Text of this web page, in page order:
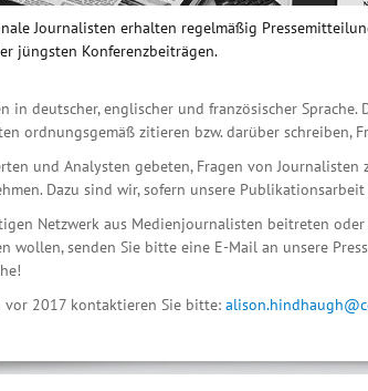
Journalisten erhalten regelmäßig
jüngsten Konferenzbeiträgen.
in deutscher, englischer und französischer
ordnungsgemäß zitieren bzw. darüber schreiben,
und Analysten gebeten, Fragen von
Dazu sind wir, sofern unsere
Netzwerk aus Medienjournalisten beitreten
wollen, senden Sie bitte eine E-Mail an unsere
vor 2017 kontaktieren Sie bitte: